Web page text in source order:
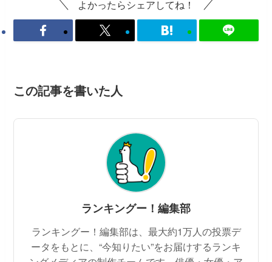
よかったらシェアしてね！
この記事を書いた人
ランキングー！編集部
ランキングー！編集部は、最大約1万人の投票デ
ータをもとに、“今知りたい”をお届けするランキ